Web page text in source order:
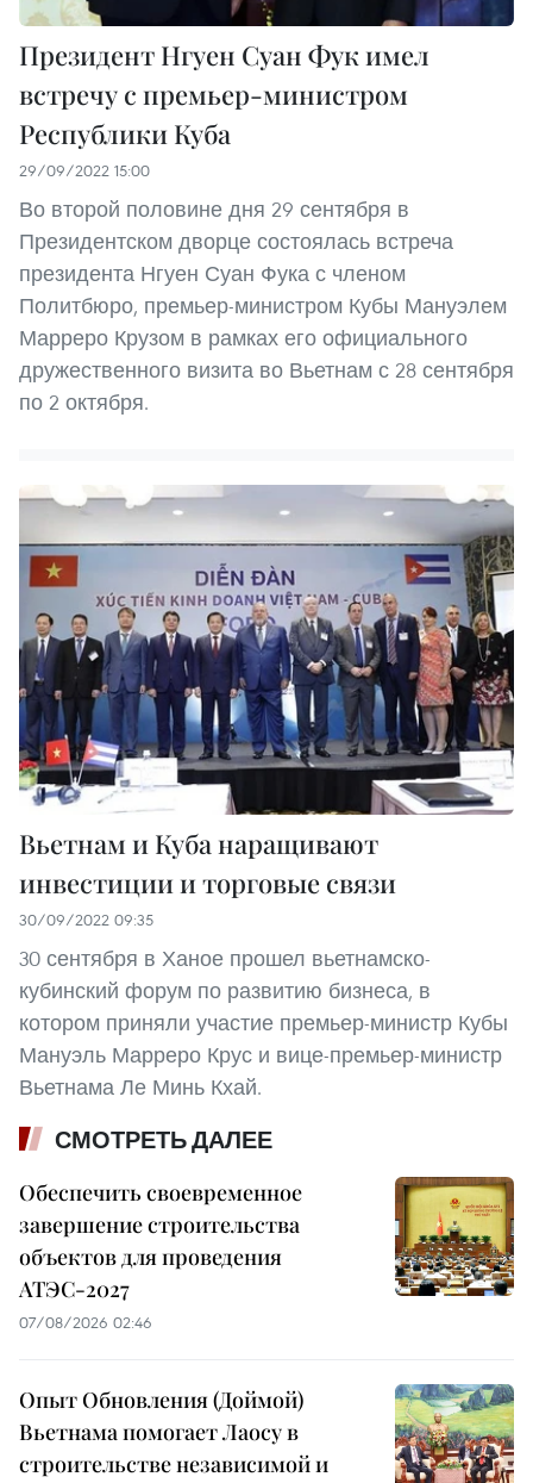
Президент Нгуен Суан Фук имел
встречу с премьер-министром
Республики Куба
29/09/2022 15:00
Во второй половине дня 29 сентября в
Президентском дворце состоялась встреча
президента Нгуен Суан Фука с членом
Политбюро, премьер-министром Кубы Мануэлем
Марреро Крузом в рамках его официального
дружественного визита во Вьетнам с 28 сентября
по 2 октября.
Вьетнам и Куба наращивают
инвестиции и торговые связи
30/09/2022 09:35
30 сентября в Ханое прошел вьетнамско-
кубинский форум по развитию бизнеса, в
котором приняли участие премьер-министр Кубы
Мануэль Марреро Крус и вице-премьер-министр
Вьетнама Ле Минь Кхай.
СМОТРЕТЬ ДАЛЕЕ
Обеспечить своевременное
завершение строительства
объектов для проведения
АТЭС-2027
07/08/2026 02:46
Опыт Обновления (Доймой)
Вьетнама помогает Лаосу в
строительстве независимой и